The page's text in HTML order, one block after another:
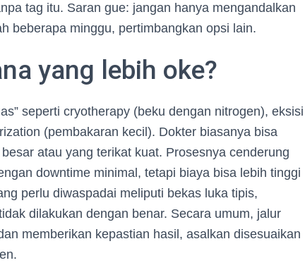
tag itu. Saran gue: jangan hanya mengandalkan
beberapa minggu, pertimbangkan opsi lain.
yang lebih oke?
seperti cryotherapy (beku dengan nitrogen), eksisi
(pembakaran kecil). Dokter biasanya bisa
atau yang terikat kuat. Prosesnya cenderung
downtime minimal, tetapi biaya bisa lebih tinggi
perlu diwaspadai meliputi bekas luka tipis,
dilakukan dengan benar. Secara umum, jalur
memberikan kepastian hasil, asalkan disesuaikan